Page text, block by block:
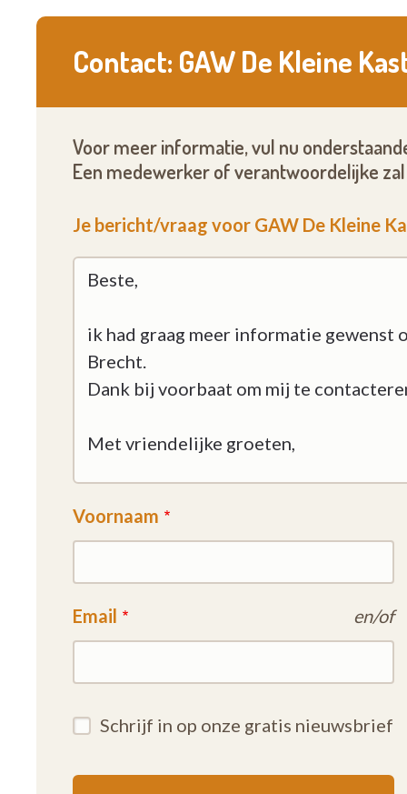
Contact: GAW De Kleine
Voor meer informatie, vul nu
Een medewerker of verantwoordelijke
Je bericht/vraag voor GAW De Kleine
Voornaam
Email en/of
Schrijf in op onze gratis nieuwsbrief